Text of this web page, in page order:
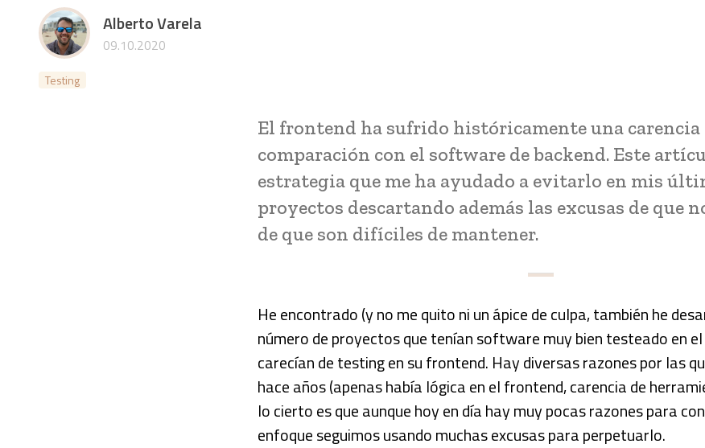
Alberto Varela
09.10.2020
Testing
El frontend ha sufrido históricamente una carencia
comparación con el software de backend. Este
estrategia que me ha ayudado a evitarlo en mis
proyectos descartando además las excusas de que
de que son difíciles de mantener.
He encontrado (y no me quito ni un ápice de culpa, también he
número de proyectos que tenían software muy bien testeado en el
carecían de testing en su frontend. Hay diversas razones por las
hace años (apenas había lógica en el frontend, carencia de
lo cierto es que aunque hoy en día hay muy pocas razones para
enfoque seguimos usando muchas excusas para perpetuarlo.